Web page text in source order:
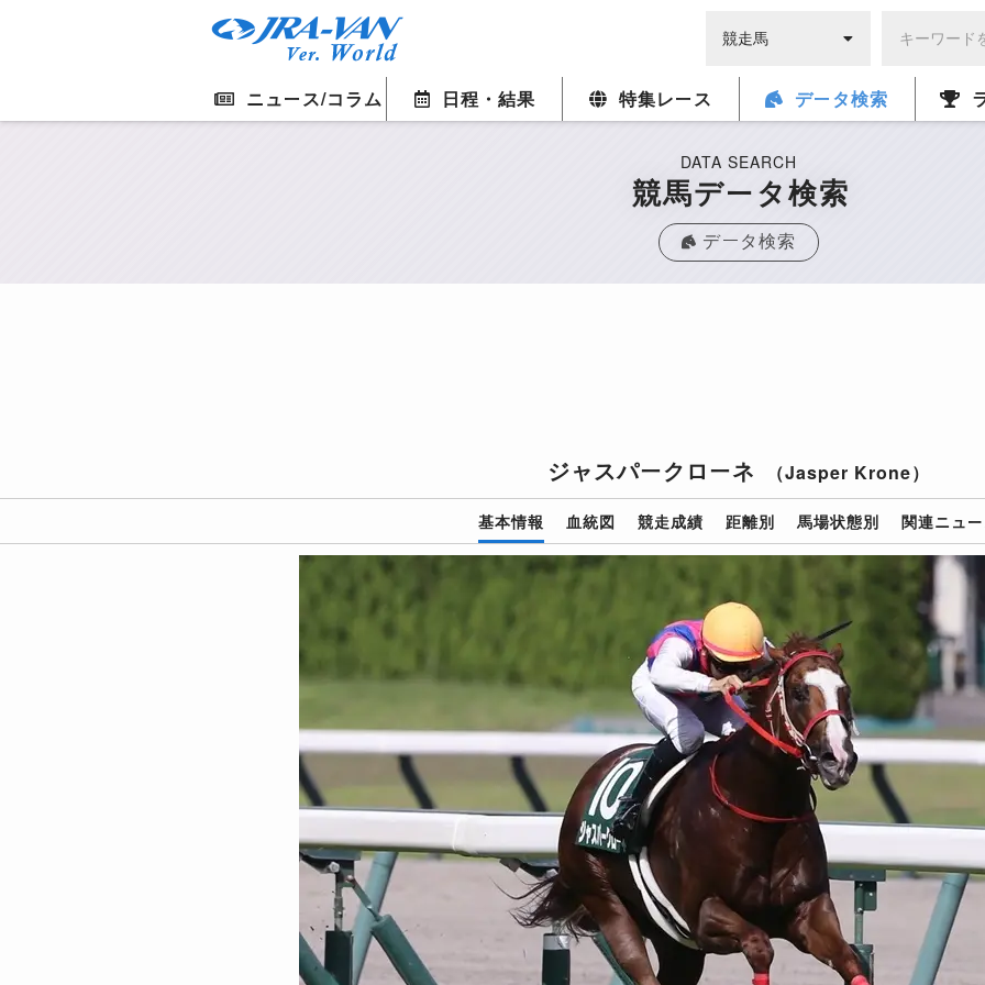
ニュース/コラム 日程・結果 特集レース データ検索
DATA SEARCH
競馬データ検索
データ検索
ジャスパークローネ （Jasper Krone）
基本情報 血統図 競走成績 距離別 馬場状態別 関連ニュ